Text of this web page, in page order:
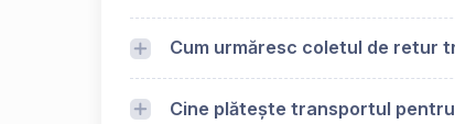
Cum urmăresc coletul de retur
Cine plătește transportul